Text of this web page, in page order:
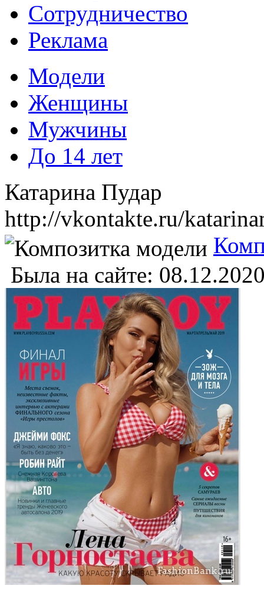
Сотрудничество
Реклама
Модели
Женщины
Мужчины
До 14 лет
Катарина Пудар
http://vkontakte.ru/
Была на сайте: